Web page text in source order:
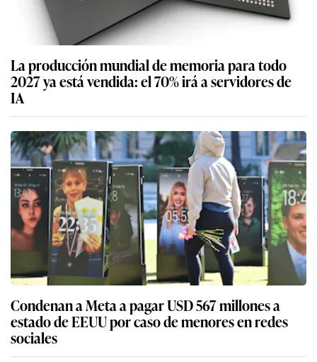
La producción mundial de memoria para todo
2027 ya está vendida: el 70% irá a servidores de
IA
Condenan a Meta a pagar USD 567 millones a
estado de EEUU por caso de menores en redes
sociales